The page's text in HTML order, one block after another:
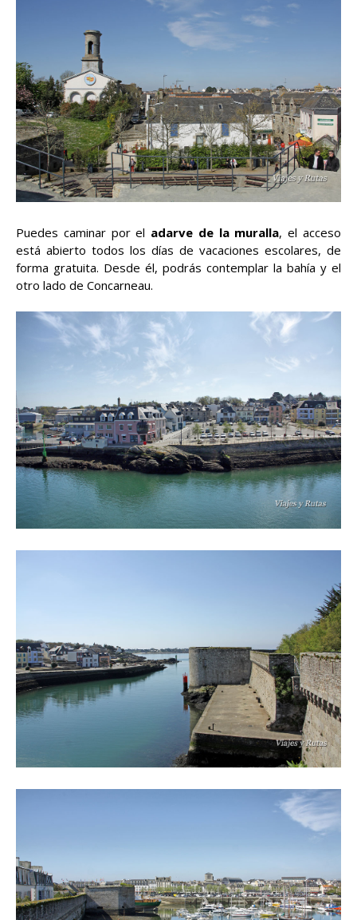
Puedes caminar por el adarve de la muralla, el acceso
está abierto todos los días de vacaciones escolares, de
forma gratuita. Desde él, podrás contemplar la bahía y el
otro lado de Concarneau.